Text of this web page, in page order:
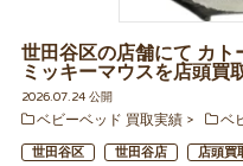
世田谷区の店舗にて カト
ミッキーマウスを店頭買
2026.07.24 公開
ベビーベッド 買取実績
ベ
世田谷区 世田谷店 店頭買